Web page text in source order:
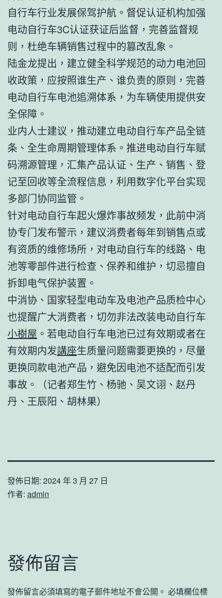
自行车行业发展保驾护航。督促认证机构加强
电动自行车3C认证获证后监督，完善监督规
则，杜绝车辆销售过程中的篡改乱象。
陆金龙提出，建立健全科学规范的动力电池回
收政策，应按照谁生产、谁负责的原则，完善
电动自行车电池追溯体系，为车辆使用提供安
全保障。
业内人士建议，推动建立电动自行车产品全链
条、全生命周期管理体系。推进电动自行车赋
码溯源管理，汇集产品认证、生产、销售、登
记至回收等全流程信息，利用数字化平台实现
多部门协同监管。
针对电动自行车起火爆炸事故频发，此前中消
协专门发布警示，建议消费者每年到销售点或
有资质的维修场所，对电动自行车的线路、电
池等零部件进行检查、保养和维护，切忌擅自
拆卸电气保护装置。
中消协、国家轻型电动车及电池产品质检中心
也提醒广大消费者，切勿非法改装电动自行车
小樹屋 。若电动自行车电池已过有效期或者在
有效期内发講座生质量问题需要更换的，尽量
更换同款电池产品，避免因电池不适配而引发
事故。（记者郑生竹、杨驰、吴文诩、赵丹
丹、王辰阳、胡林果）
發佈日期: 2024 年 3 月 27 日
作者: admin
發佈留言
發佈留言必須填寫的電子郵件地址不會公開。 必填欄位標